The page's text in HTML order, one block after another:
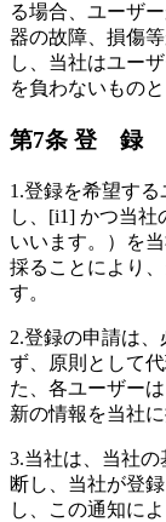
る場合、ユーザ
器の故障、損傷
し、当社はユー
を負わないものと
第7条 登 録
1.登録を希望す
し、[i1] かつ当社
いいます。）を
採ることにより
す。
2.登録の申請は、
ず、原則として
た、各ユーザー
新の情報を当社
3.当社は、当社の
断し、当社が登
し、この通知に